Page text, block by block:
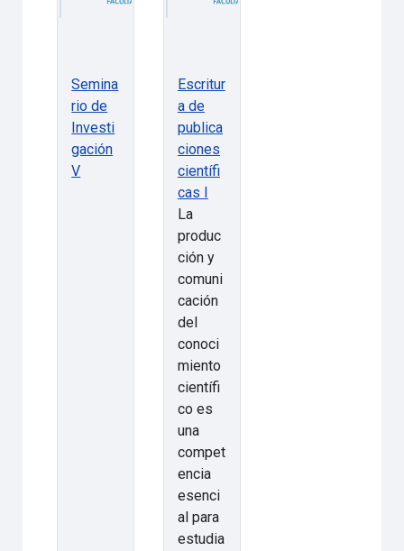
Semina
rio de
Investi
gación
V
Escritur
a de
publica
ciones
científi
cas I
La
produc
ción y
comuni
cación
del
conoci
miento
científi
co es
una
compet
encia
esenci
al para
estudia